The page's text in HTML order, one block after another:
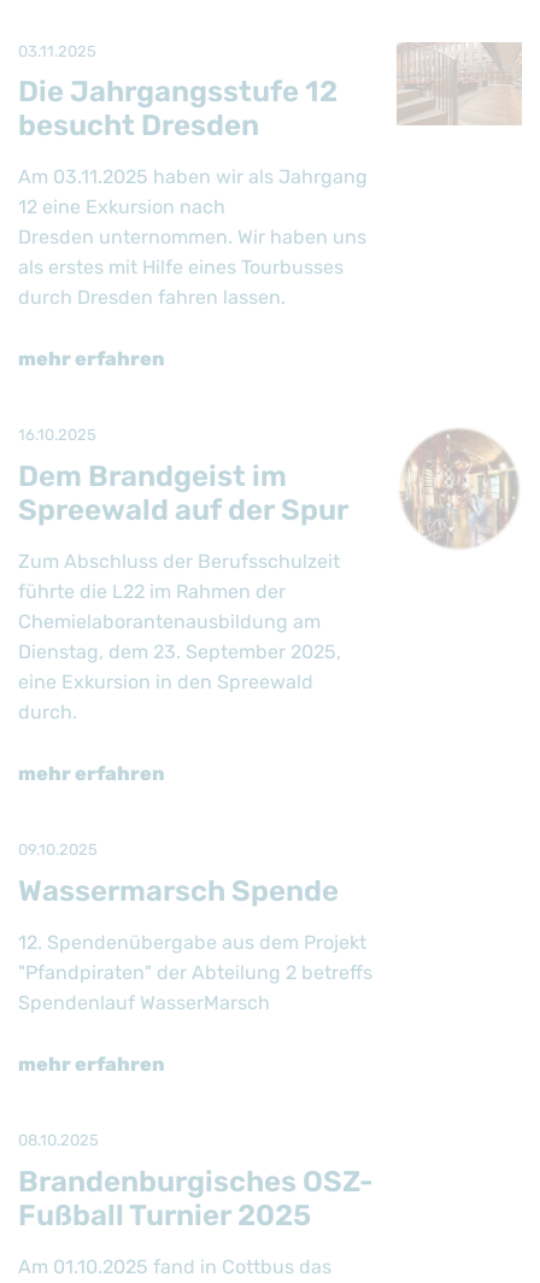
03.11.2025
Die Jahrgangsstufe 12
besucht Dresden
Am 03.11.2025 haben wir als Jahrgang
12 eine Exkursion nach
Dresden unternommen. Wir haben uns
als erstes mit Hilfe eines Tourbusses
durch Dresden fahren lassen.
mehr erfahren
16.10.2025
Dem Brandgeist im
Spreewald auf der Spur
Zum Abschluss der Berufsschulzeit
führte die L22 im Rahmen der
Chemielaborantenausbildung am
Dienstag, dem 23. September 2025,
eine Exkursion in den Spreewald
durch.
mehr erfahren
09.10.2025
Wassermarsch Spende
12. Spendenübergabe aus dem Projekt
"Pfandpiraten" der Abteilung 2 betreffs
Spendenlauf WasserMarsch
mehr erfahren
08.10.2025
Brandenburgisches OSZ-
Fußball Turnier 2025
Am 01.10.2025 fand in Cottbus das